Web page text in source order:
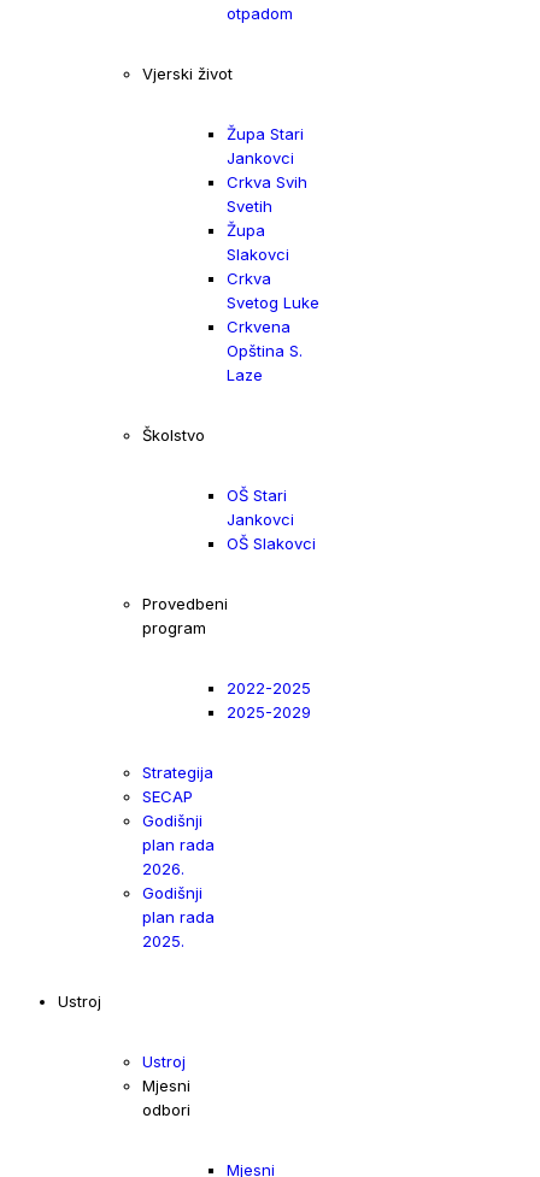
otpadom
Vjerski život
Župa Stari
Jankovci
Crkva Svih
Svetih
Župa
Slakovci
Crkva
Svetog Luke
Crkvena
Opština S.
Laze
Školstvo
OŠ Stari
Jankovci
OŠ Slakovci
Provedbeni
program
2022-2025
2025-2029
Strategija
SECAP
Godišnji
plan rada
2026.
Godišnji
plan rada
2025.
Ustroj
Ustroj
Mjesni
odbori
Mjesni